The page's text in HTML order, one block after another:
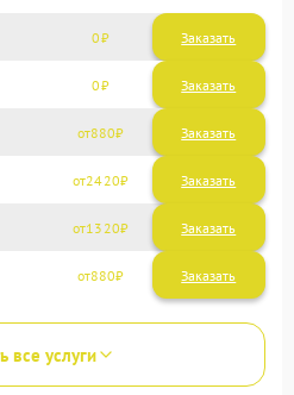
0 Заказать
0 Заказать
880
2420
1320
880
все услуги